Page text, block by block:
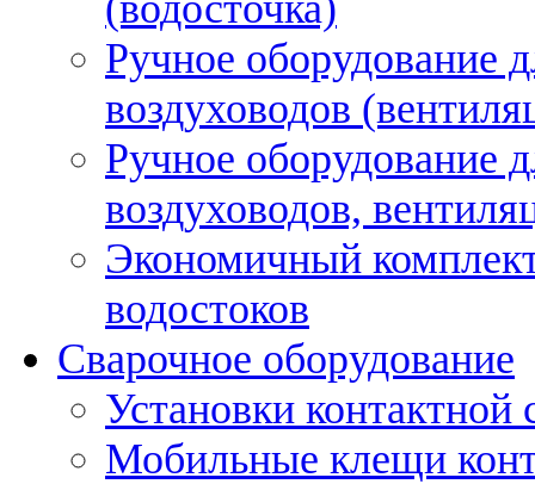
Ручное оборудование
воздуховодов
Ручное оборудование
воздуховодов,
Экономичный
водостоков
Сварочное оборудование
Установки
Мобильные клещи